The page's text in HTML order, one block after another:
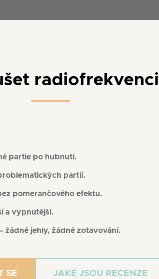
partie po hubnutí.
partií.
pomerančového efektu.
a vypnutější.
žádné jehly, žádné zotavování.
SE JAKÉ JSOU RECENZE